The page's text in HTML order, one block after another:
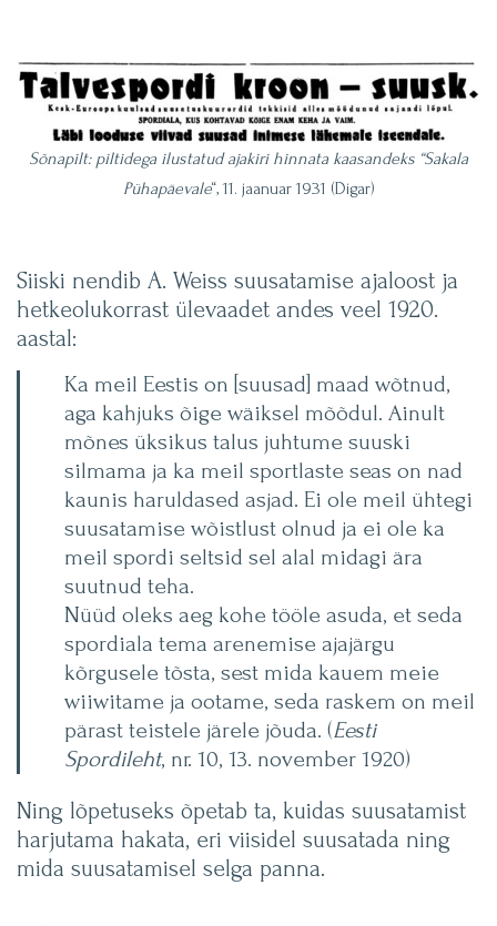
Sõnapilt: piltidega ilustatud ajakiri hinnata kaasandeks “Sakala
Pühapäevale“, 11. jaanuar 1931 (Digar)
Siiski nendib A. Weiss suusatamise ajaloost ja
hetkeolukorrast ülevaadet andes veel 1920.
aastal:
Ka meil Eestis on [suusad] maad wõtnud,
aga kahjuks õige wäiksel mõõdul. Ainult
mõnes üksikus talus juhtume suuski
silmama ja ka meil sportlaste seas on nad
kaunis haruldased asjad. Ei ole meil ühtegi
suusatamise wõistlust olnud ja ei ole ka
meil spordi seltsid sel alal midagi ära
suutnud teha.
Nüüd oleks aeg kohe tööle asuda, et seda
spordiala tema arenemise ajajärgu
kõrgusele tõsta, sest mida kauem meie
wiiwitame ja ootame, seda raskem on meil
pärast teistele järele jõuda. (Eesti
Spordileht, nr. 10, 13. november 1920)
Ning lõpetuseks õpetab ta, kuidas suusatamist
harjutama hakata, eri viisidel suusatada ning
mida suusatamisel selga panna.